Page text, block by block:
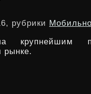
рубрики
крупнейшим
рынке.